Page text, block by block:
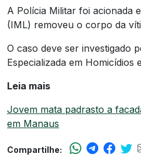
A Polícia Militar foi acionada
(IML) removeu o corpo da
O caso deve ser investigado
Especializada em Homicídios
Leia mais
Jovem mata padrasto a
em Manaus
Compartilhe: